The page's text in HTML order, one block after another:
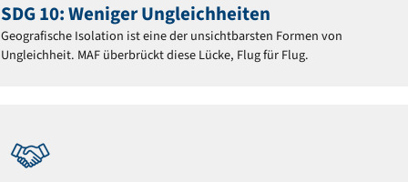
SDG 10: Weniger Ungleichheiten
Geografische Isolation ist eine der unsichtbarsten Formen von
Ungleichheit. MAF überbrückt diese Lücke, Flug für Flug.